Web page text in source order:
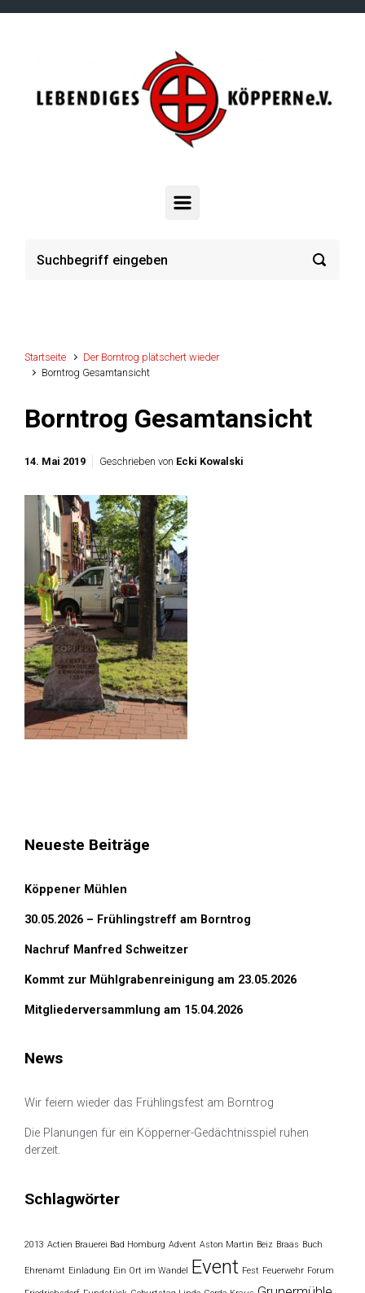
Zum Hauptinhalt springen
Startseite
Der Borntrog plätschert wieder
Borntrog Gesamtansicht
Borntrog Gesamtansicht
14. Mai 2019 Geschrieben von Ecki Kowalski
Neueste Beiträge
Köppener Mühlen
30.05.2026 – Frühlingstreff am Borntrog
Nachruf Manfred Schweitzer
Kommt zur Mühlgrabenreinigung am 23.05.2026
Mitgliederversammlung am 15.04.2026
News
Wir feiern wieder das Frühlingsfest am Borntrog
Die Planungen für ein Köpperner-Gedächtnisspiel ruhen
derzeit.
Schlagwörter
2013 Actien Brauerei Bad Homburg Advent Aston Martin Beiz Braas Buch
Ehrenamt Einladung Ein Ort im Wandel Event Fest Feuerwehr Forum